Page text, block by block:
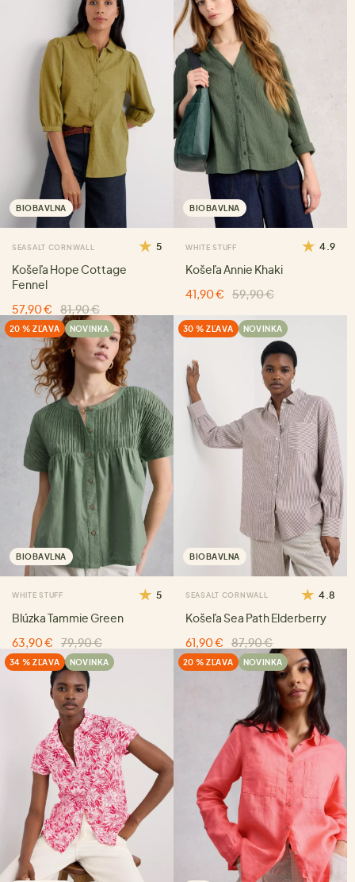
BIOBAVLNA
SEASALT CORNWALL 5
Košeľa Hope Cottage
Fennel
57,90 €
81,90 €
BIOBAVLNA
WHITE STUFF 4.9
Košeľa Annie Khaki
41,90 €
59,90 €
20 % ZĽAVA NOVINKA
BIOBAVLNA
WHITE STUFF 5
Blúzka Tammie Green
63,90 €
79,90 €
30 % ZĽAVA NOVINKA
BIOBAVLNA
SEASALT CORNWALL 4.8
Košeľa Sea Path Elderberry
61,90 €
87,90 €
34 % ZĽAVA NOVINKA 20 % ZĽAVA NOVINKA